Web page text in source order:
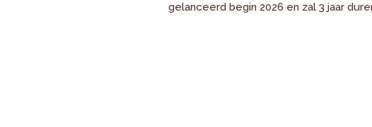
gelanceerd begin 2026 en zal 3 jaar